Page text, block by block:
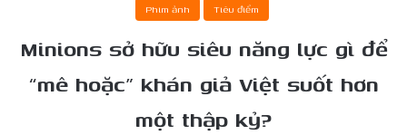
Phim ảnh Tiêu điểm
Minions sở hữu siêu năng lực gì để
“mê hoặc” khán giả Việt suốt hơn
một thập kỷ?